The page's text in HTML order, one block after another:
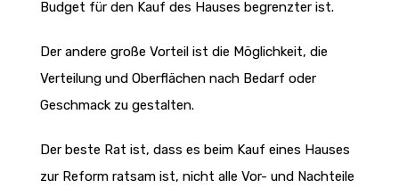
Budget für den Kauf des Hauses begrenzter ist.
Der andere große Vorteil ist die Möglichkeit, die
Verteilung und Oberflächen nach Bedarf oder
Geschmack zu gestalten.
Der beste Rat ist, dass es beim Kauf eines Hauses
zur Reform ratsam ist, nicht alle Vor- und Nachteile